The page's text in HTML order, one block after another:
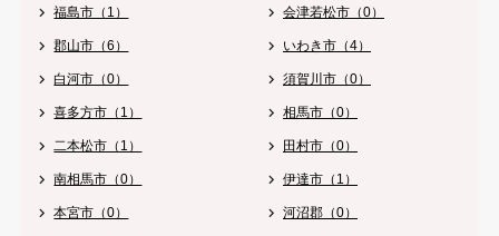
福島市（1） 会津若松市（0）
郡山市（6） いわき市（4）
白河市（0） 須賀川市（0）
喜多方市（1） 相馬市（0）
二本松市（1） 田村市（0）
南相馬市（0） 伊達市（1）
本宮市（0） 河沼郡（0）